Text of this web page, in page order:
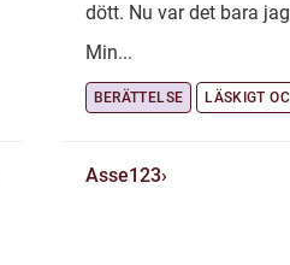
dött. Nu var det bara
Min...
BERÄTTELSE LÄSKIGT
Asse123